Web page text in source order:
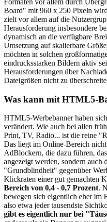
Formaten vor allem durch
Board" mit 960 x 250 Pixeln
zielt vor allem auf die
Herausforderung insbesondere
dynamisch an die verfügbare
Umsetzung auf skalierbare
möchten in solchen
eindrucksstarken Bildern aktiv
Herausforderungen über
Dateigrößen nicht zu
Was kann mit HTML5-
HTML5-Werbebanner haben
verändert. Wie auch bei allen
Print, TV, Radio... ist die reine
Das liegt im Online-Bereich nicht
AdBlockern, die dazu führen,
angezeigt werden, sondern auch
"Grundblindheit" gegenüber
Klickraten einer gut gemachten
Bereich von 0,4 - 0,7 Prozent.
bewegen sich eigentlich eher im
also etwa jeder tausendste
gibt es eigentlich nur bei